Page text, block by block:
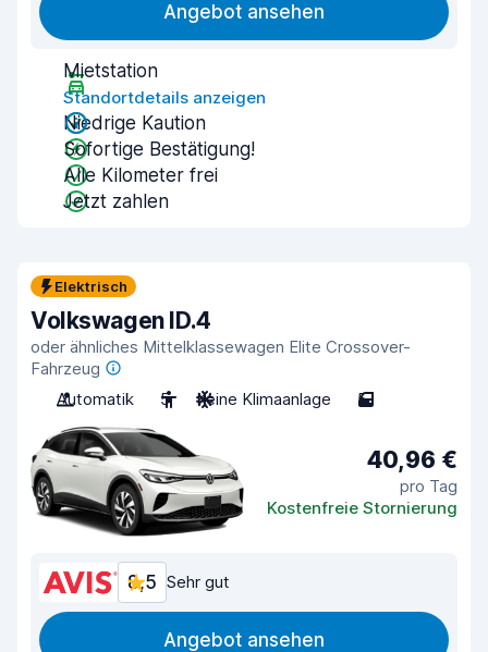
Angebot ansehen
Mietstation
Standortdetails anzeigen
Niedrige Kaution
Sofortige Bestätigung!
Alle Kilometer frei
Jetzt zahlen
Elektrisch
Volkswagen ID.4
oder ähnliches Mittelklassewagen Elite Crossover-
Fahrzeug
Automatik
5 Keine Klimaanlage 5
40,96 €
pro Tag
Kostenfreie Stornierung
8,5 Sehr gut
Angebot ansehen